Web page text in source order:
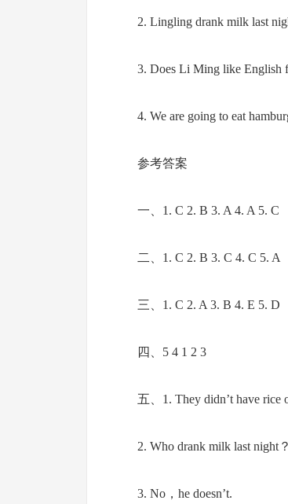
2. Lingling drank milk last
3. Does Li Ming like English
4. We are going to eat
参考答案
一、1. C 2. B 3. A 4. A 5. C
二、1. C 2. B 3. C 4. C 5. A
三、1. C 2. A 3. B 4. E 5. D
四、5 4 1 2 3
五、1. They didn’t have rice
2. Who drank milk last night？
3. No，he doesn’t.